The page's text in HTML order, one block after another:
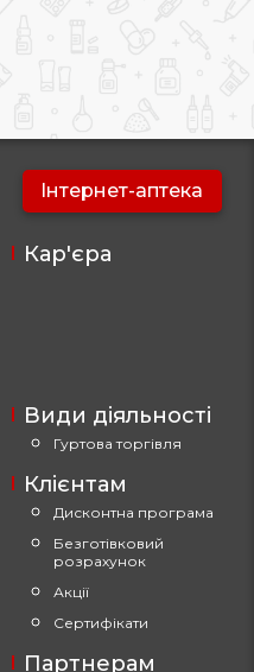
Інтернет-аптека
Види діяльності
Гуртова торгівля
Клієнтам
Дисконтна програма
Безготівковий
розрахунок
Акції
Сертифікати
Партнерам
Кар'єра